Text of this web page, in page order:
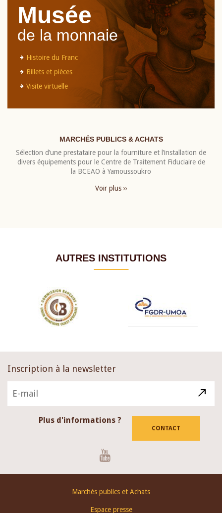
Musée
de la monnaie
Histoire du Franc
Billets et pièces
Visite virtuelle
MARCHÉS PUBLICS & ACHATS
Sélection d’une prestataire pour la fourniture et l’installation de
divers équipements pour le Centre de Traitement Fiduciaire de
la BCEAO à Yamoussoukro
Voir plus ››
AUTRES INSTITUTIONS
Inscription à la newsletter
Plus d'informations ?
CONTACT
Marchés publics et Achats
Espace presse